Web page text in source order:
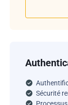
Sécurité